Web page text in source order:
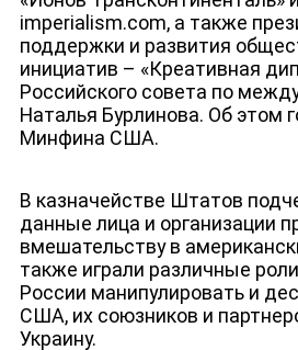
imperialism.com, а также
поддержки и развития
инициатив – «Креативная
Российского совета по
Наталья Бурлинова. Об этом
Минфина США.
В казначействе Штатов
данные лица и организации
вмешательству в
также играли различные
России манипулировать и
США, их союзников и
Украину.